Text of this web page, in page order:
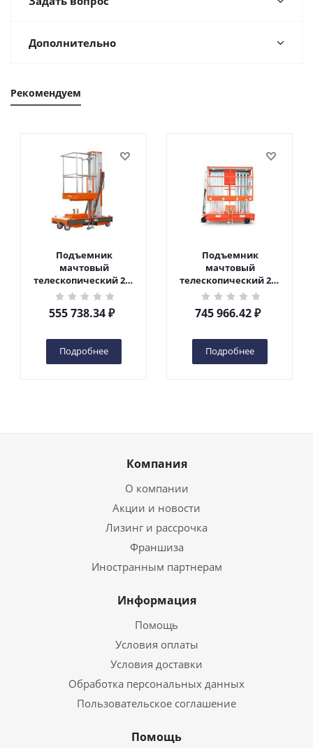
Дополнительно
Рекомендуем
Подъемник
мачтовый
телескопический 200
кг 6 м TOR GTWY6-200S
DC 2-мачтовый
(автономный) (G) в
555 738.34₽
Подробнее
Подъемник
мачтовый
телескопический 200
кг 10 м TOR GTWY10-
200S DC 2-мачтовый
(автономный) (N) в
745 966.42₽
Подробнее
Компания
О компании
Акции и новости
Лизинг и рассрочка
Франшиза
Иностранным партнерам
Информация
Помощь
Условия оплаты
Условия доставки
Обработка персональных данных
Пользовательское соглашение
Помощь